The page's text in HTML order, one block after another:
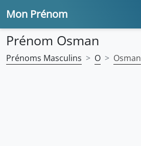
Mon Prénom
Prénom Osman
Prénoms Masculins O Osman